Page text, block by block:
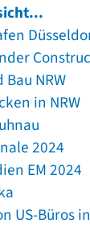
NRW
in NRW
2024
EM 2024
US-Büros